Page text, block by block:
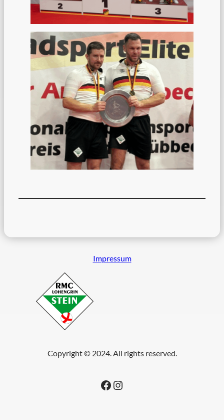
Impressum
Copyright © 2024. All rights reserved.
Facebook Instagram